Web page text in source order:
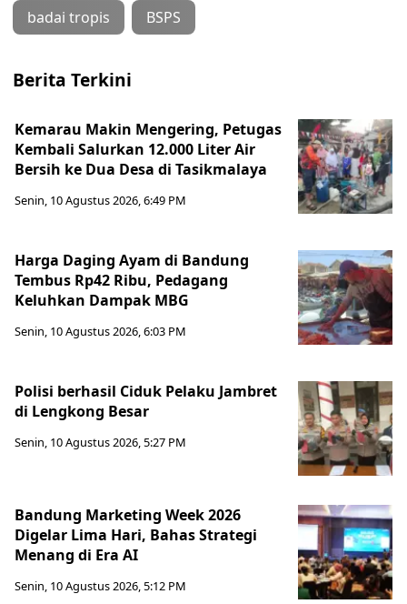
badai tropis BSPS
Berita Terkini
Kemarau Makin Mengering, Petugas
Kembali Salurkan 12.000 Liter Air
Bersih ke Dua Desa di Tasikmalaya
Senin, 10 Agustus 2026, 6:49 PM
Harga Daging Ayam di Bandung
Tembus Rp42 Ribu, Pedagang
Keluhkan Dampak MBG
Senin, 10 Agustus 2026, 6:03 PM
Polisi berhasil Ciduk Pelaku Jambret
di Lengkong Besar
Senin, 10 Agustus 2026, 5:27 PM
Bandung Marketing Week 2026
Digelar Lima Hari, Bahas Strategi
Menang di Era AI
Senin, 10 Agustus 2026, 5:12 PM